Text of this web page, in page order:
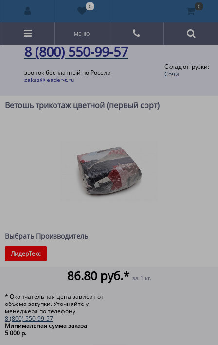
8 (800) 550-99-57
звонок бесплатный по России
zakaz@leader-t.ru
Склад отгрузки:
Сочи
МЕНЮ
Ветошь трикотаж цветной (первый сорт)
Выбрать Производитель
ЛидерТекс
86.80 руб.* за 1 кг.
* Окончательная цена зависит от
объёма закупки. Уточняйте у
менеджера по телефону
8 (800) 550-99-57
Минимальная сумма заказа
5 000 р.
0 0